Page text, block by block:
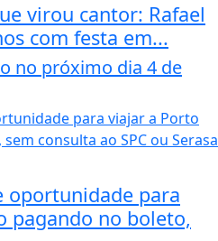
virou cantor: Rafael
com festa em...
no próximo dia 4 de
oportunidade para
pagando no boleto,